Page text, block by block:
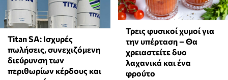
Titan SA: Ισχυρές
πωλήσεις, συνεχιζόμενη
διεύρυνση των
περιθωρίων κέρδους και
Τρεις φυσικοί χυμοί για
την υπέρταση – Θα
χρειαστείτε δυο
λαχανικά και ένα
φρούτο